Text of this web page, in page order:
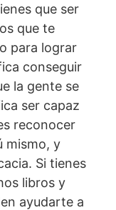
que ser
que te
para lograr
conseguir
la gente se
ser capaz
reconocer
mismo, y
Si tienes
libros y
ayudarte a